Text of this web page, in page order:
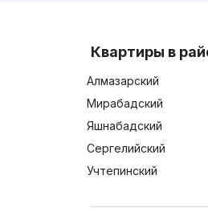
Квартиры в
Алмазарский
Мирабадский
Яшнабадский
Сергелийский
Учтепинский